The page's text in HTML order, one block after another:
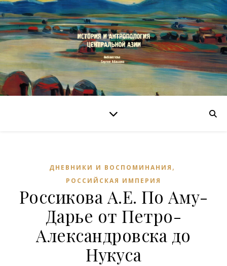
ДНЕВНИКИ И ВОСПОМИНАНИЯ ,
РОССИЙСКАЯ ИМПЕРИЯ
Россикова А.Е. По Аму-
Дарье от Петро-
Александровска до
Нукуса